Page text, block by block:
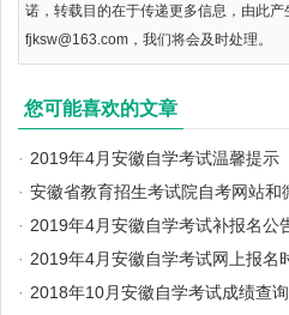
诺，转载目的在于传递更多信息，由此
fjksw@163.com，我们将会及时处理。
您可能喜欢的文章
· 2019年4月安徽自学考试温馨提示
· 安徽省教育招生考试院自考网站和
· 2019年4月安徽自学考试补报名公
· 2019年4月安徽自学考试网上报名
· 2018年10月安徽自学考试成绩查